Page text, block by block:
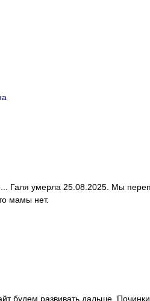
Галя умерла 25.08.2025. Мы
мамы нет.
будем развивать дальше.